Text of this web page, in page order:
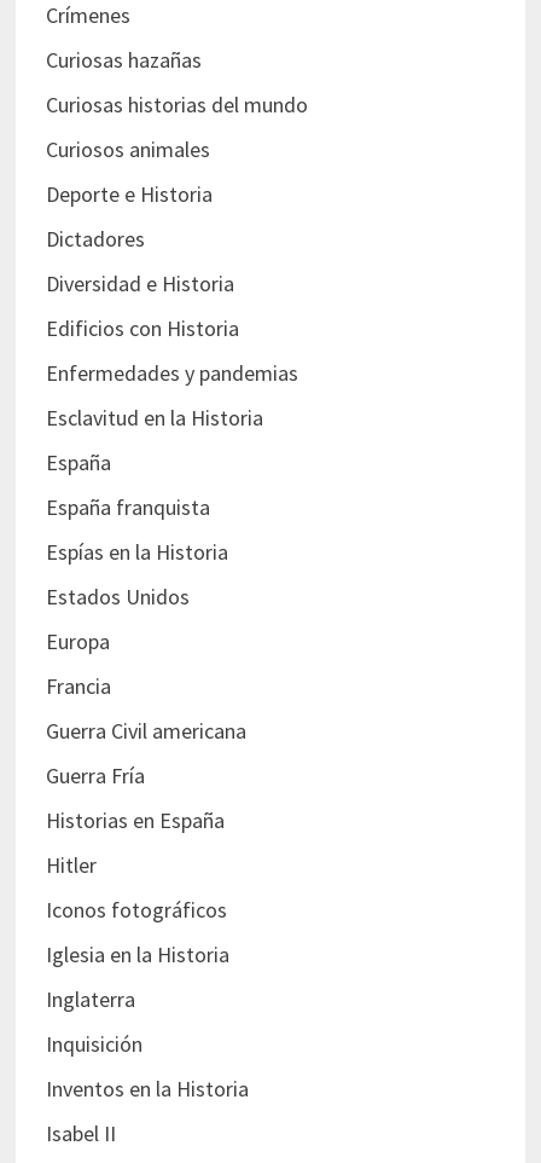
Crímenes
Curiosas hazañas
Curiosas historias del mundo
Curiosos animales
Deporte e Historia
Dictadores
Diversidad e Historia
Edificios con Historia
Enfermedades y pandemias
Esclavitud en la Historia
España
España franquista
Espías en la Historia
Estados Unidos
Europa
Francia
Guerra Civil americana
Guerra Fría
Historias en España
Hitler
Iconos fotográficos
Iglesia en la Historia
Inglaterra
Inquisición
Inventos en la Historia
Isabel II